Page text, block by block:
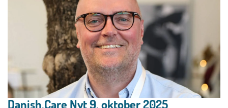
Danish.Care Nyt 9. oktober 2025